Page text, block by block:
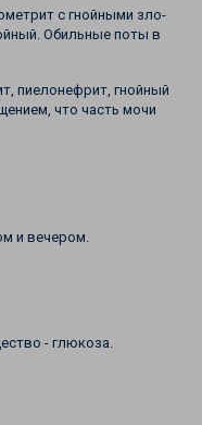
с гнойными зло-
Обильные поты в
пиелонефрит, гнойный
что часть мочи
и вечером.
- глюкоза.